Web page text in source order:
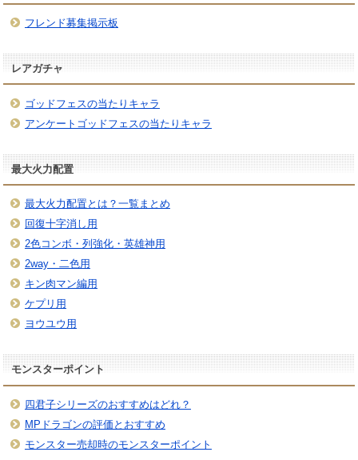
フレンド募集掲示板
レアガチャ
ゴッドフェスの当たりキャラ
アンケートゴッドフェスの当たりキャラ
最大火力配置
最大火力配置とは？一覧まとめ
回復十字消し用
2色コンボ・列強化・英雄神用
2way・二色用
キン肉マン編用
ケプリ用
ヨウユウ用
モンスターポイント
四君子シリーズのおすすめはどれ？
MPドラゴンの評価とおすすめ
モンスター売却時のモンスターポイント